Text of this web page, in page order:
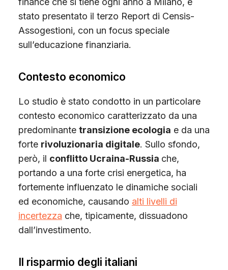
stato presentato il terzo Report di Censis-
Assogestioni, con un focus speciale
sull’educazione finanziaria.
Contesto economico
Lo studio è stato condotto in un particolare
contesto economico caratterizzato da una
predominante transizione ecologia e da una
forte rivoluzionaria digitale. Sullo sfondo,
però, il conflitto Ucraina-Russia che,
portando a una forte crisi energetica, ha
fortemente influenzato le dinamiche sociali
ed economiche, causando alti livelli di
incertezza che, tipicamente, dissuadono
dall’investimento.
Il risparmio degli italiani